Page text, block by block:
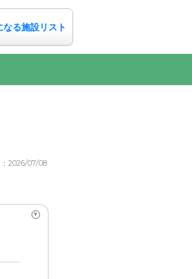
なる施設リスト
2026/07/08
?